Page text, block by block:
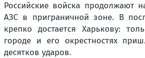
Российские войска продолжают
АЗС в приграничной зоне. В
крепко достается Харькову:
городе и его окрестностях
десятков ударов.